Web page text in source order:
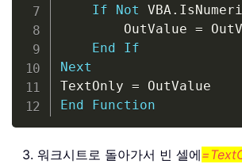
If
Not VBA.
        OutValue
=
End
If
Next
TextOnly =
End
Function
3. 워크시트로 돌아가서 빈 셀에